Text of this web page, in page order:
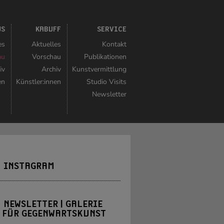
KABUFF
Aktuelles
Vorschau
Archiv
Künstler:innen
SERVICE
Kontakt
Publikationen
Kunstvermittlung
Studio Visits
Newsletter
INSTAGRAM
NEWSLETTER | GALERIE
FÜR GEGENWARTSKUNST